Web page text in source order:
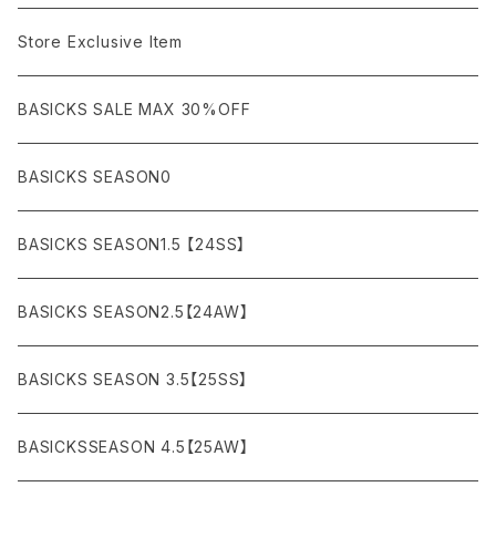
AMBUSH
ANCHOR
asics
A.P.C
agnes b
ARC'TERYX
KNIT (ニット)/CARDIGAN(カーディガン)
VEST(ベスト）
CARGO (カーゴ)
SLACKS (スラックス)
SHORTS (ショーツ)
Boots
Bag / Wallet
Watch
Interior
Figure/etc...
Accessory
Necklace
Bracelet
¥5,000〜¥10,000
¥10,000〜¥30,000
¥30,000〜¥50,000
¥50,000〜¥100,000
¥100,000〜¥150,000
¥150,000〜
Store Exclusive Item
BASICKS SALE MAX 30%OFF
BASICKS SEASON0
BASICKS SEASON1.5 【24SS】
BASICKS SEASON2.5【24AW】
BASICKS SEASON 3.5【25SS】
BASICKSSEASON 4.5【25AW】